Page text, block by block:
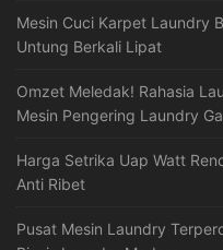
Mesin Cuci Karpet Laundry
Untung Berkali Lipat
Omzet Meledak! Rahasia
Mesin Pengering Laundry
Harga Setrika Uap Watt
Anti Ribet
Pusat Mesin Laundry